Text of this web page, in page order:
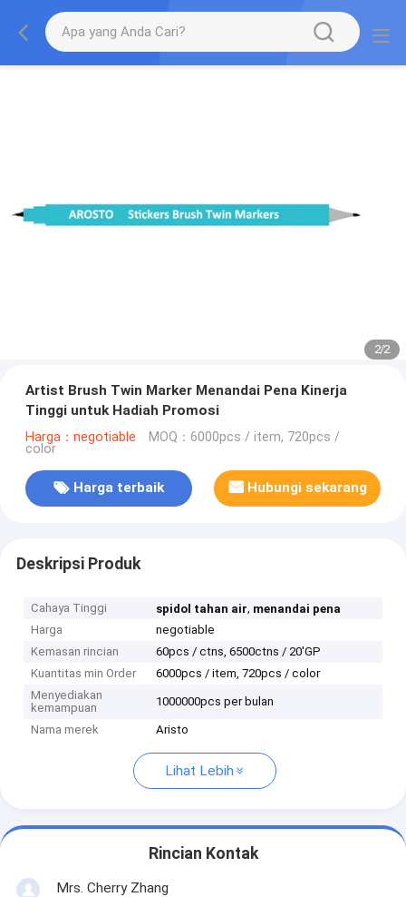
2/2
Artist Brush Twin Marker Menandai Pena Kinerja
Tinggi untuk Hadiah Promosi
Harga：negotiable MOQ：6000pcs / item, 720pcs /
color
Harga terbaik Hubungi sekarang
Deskripsi Produk
Cahaya Tinggi spidol tahan air, menandai pena
Harga
negotiable
Kemasan rincian
60pcs / ctns, 6500ctns / 20'GP
Kuantitas min Order
6000pcs / item, 720pcs / color
Menyediakan
kemampuan
1000000pcs per bulan
Nama merek Aristo
Lihat Lebih
Rincian Kontak
Mrs. Cherry Zhang